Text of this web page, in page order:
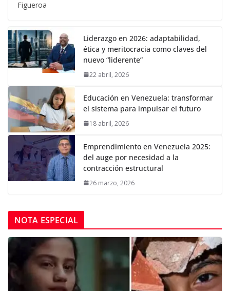
Figueroa
Liderazgo en 2026: adaptabilidad,
ética y meritocracia como claves del
nuevo “liderente”
22 abril, 2026
Educación en Venezuela: transformar
el sistema para impulsar el futuro
18 abril, 2026
Emprendimiento en Venezuela 2025:
del auge por necesidad a la
contracción estructural
26 marzo, 2026
NOTA ESPECIAL